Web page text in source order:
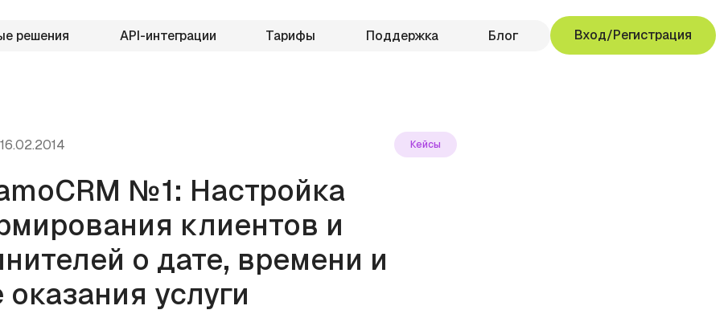
решения API-интеграции Тарифы Поддержка Блог Вход/Регистрация
16.02.2014 Кейсы
№1: Настройка
клиентов и
о дате, времени и
оказания услуги